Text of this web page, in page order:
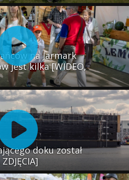
na Jarmark
jest kilka [WIDEO,
doku został